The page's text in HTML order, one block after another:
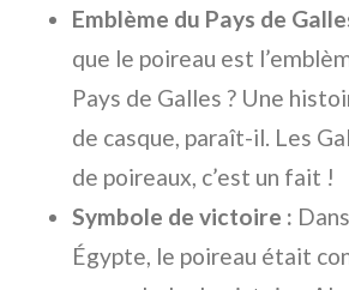
Emblème du Pays de
que le poireau est
Pays de Galles ? Une
de casque, paraît-il. Les
de poireaux, c’est un fait !
Symbole de victoire :
Égypte, le poireau était